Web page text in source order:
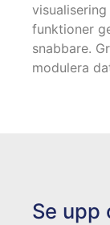
funktioner
snabbare.
modulera
Se upp